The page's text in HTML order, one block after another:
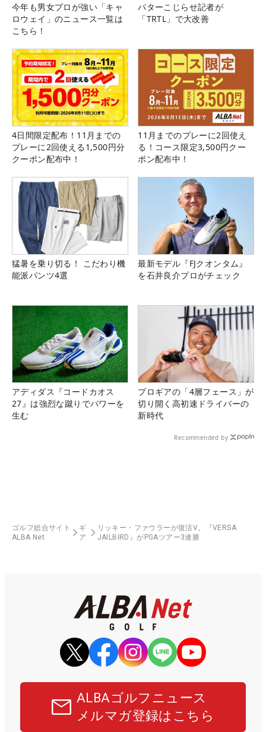
今年も男女プロが強い「キャ
ロウェイ」のニュース一覧は
こちら！
パターこじらせ記者が
「TRTL」で大改善
4日間限定配布！11月までの
プレーに2回使える1,500円分
クーポン配布中！
11月までのプレーに2回使え
る！コース限定3,500円クー
ポン配布中！
猛暑を乗り切る！ こだわり機
能派パンツ4選
最新モデル『FJクオンタム』
を石井良介プロがチェック
アディダス『コードカオス
27』は強烈な蹴りでパワーを
生む
プロギアの「4層フェース」が
切り開く高初速ドライバーの
新時代
Recommended by
ゴルフ総合サイト
ALBA Net
ギ
ア
リッキー・ファウラーが復活V。『VERSA
JAILBIRD』がPGAツアー3連勝
ALBAゴルフニュース
メルマガ登録はこちら